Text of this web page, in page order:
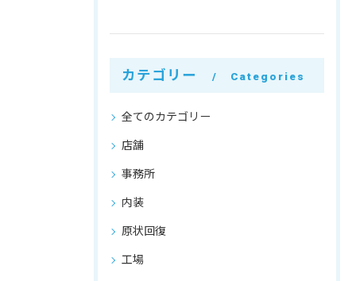
カテゴリー Categories
全てのカテゴリー
店舗
事務所
内装
原状回復
工場